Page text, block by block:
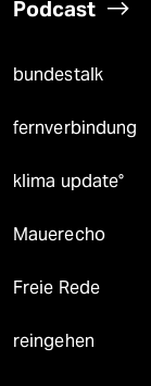
Podcast
bundestalk
fernverbindung
klima update°
Mauerecho
Freie Rede
reingehen